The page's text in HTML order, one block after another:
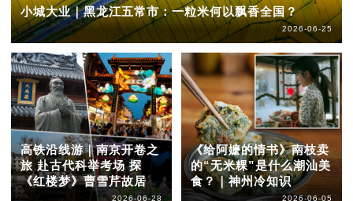
小城大业｜黑龙江五常市：一粒米何以飘香全国？
2026-06-25
高铁沿线游｜南京开卷之
旅 赴古代科举考场 探
《红楼梦》曹雪芹故居
2026-06-28
《给阿嬷的情书》南枝卖
的“无米粿”是什么潮汕美
食？｜神州冷知识
2026-06-05